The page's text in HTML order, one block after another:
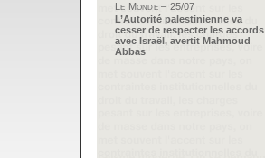
Le Monde – 25/07
L’Autorité palestinienne va
cesser de respecter les accords
avec Israël, avertit Mahmoud
Abbas